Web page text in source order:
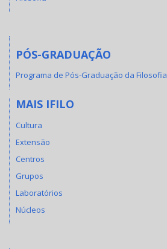
PÓS-GRADUAÇÃO
Programa de Pós-Graduação da Filosofia
MAIS IFILO
Cultura
Extensão
Centros
Grupos
Laboratórios
Núcleos